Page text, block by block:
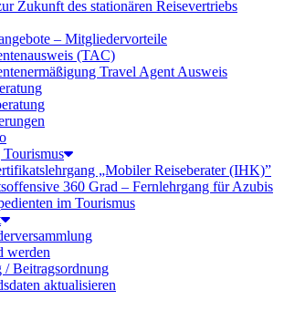
Zukunft des stationären Reisevertriebs
– Mitgliedervorteile
(TAC)
Travel Agent Ausweis
„Mobiler Reiseberater (IHK)”
360 Grad – Fernlehrgang für Azubis
im Tourismus
werden
/ Beitragsordnung
aktualisieren